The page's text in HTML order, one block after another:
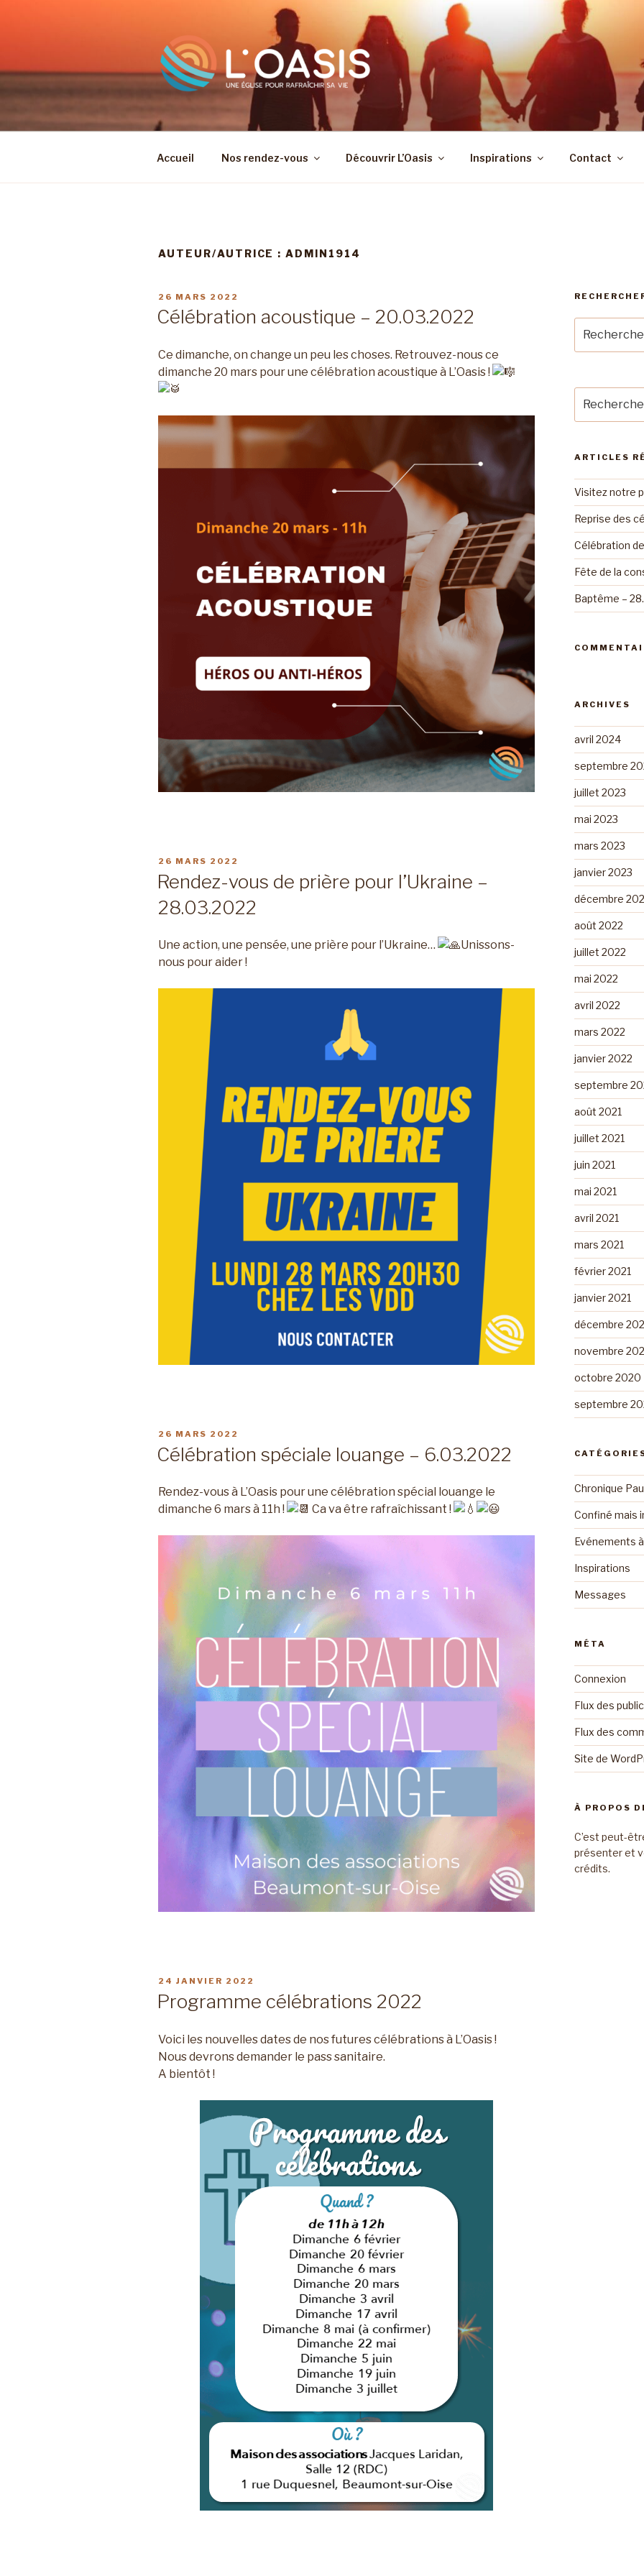
Accueil Nos rendez-vous Découvrir L’Oasis Inspirations Contact
AUTEUR/AUTRICE :ADMIN1914
PUBLIÉ
26 MARS 2022
Célébration acoustique – 20.03.2022
Ce dimanche, on change un peu les choses. Retrouvez-nous ce
dimanche 20 mars pour une célébration acoustique à L’Oasis !
PUBLIÉ
26 MARS 2022
Rendez-vous de prière pour l’Ukraine –
28.03.2022
Une action, une pensée, une prière pour l’Ukraine…
Unissons-
nous pour aider !
PUBLIÉ
26 MARS 2022
Célébration spéciale louange – 6.03.2022
Rendez-vous à L’Oasis pour une célébration spécial louange le
dimanche 6 mars à 11h !
Ca va être rafraîchissant !
PUBLIÉ
24 JANVIER 2022
Programme célébrations 2022
Voici les nouvelles dates de nos futures célébrations à L’Oasis !
Nous devrons demander le pass sanitaire.
A bientôt !
pour
:
pour
:
ARTICLES
Visitez notre
Reprise des
Célébration
Fête de la
Baptême –
ARCHIVES
avril 2024
septembre
juillet 2023
mai 2023
mars 2023
janvier 2023
décembre
août 2022
juillet 2022
mai 2022
avril 2022
mars 2022
janvier 2022
septembre
août 2021
juillet 2021
juin 2021
mai 2021
avril 2021
mars 2021
février 2021
janvier 2021
décembre
novembre
octobre 2020
septembre
Chronique
Confiné mais
Evénements
Inspirations
Messages
MÉTA
Connexion
Flux des
Flux des
Site de
À PROPOS
C’est peut-
présenter et
crédits.